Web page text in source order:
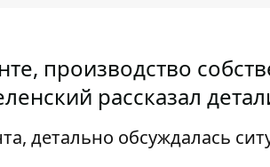
производство
рассказал
детально обсуждалась